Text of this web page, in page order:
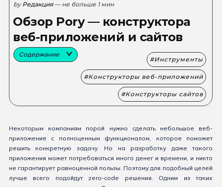
by Редакция — не больше 1 мин
Обзор Pory — конструктора
веб-приложений и сайтов
Содержание
Инструменты
Конструкторы веб-приложений
Конструкторы сайтов
Некоторым компаниям порой нужно сделать небольшое веб-
приложение с полноценным функционалом, которое поможет
решить конкретную задачу. Но на разработку даже такого
приложения может потребоваться много денег и времени, и никто
не гарантирует равноценной пользы. Поэтому для подобный целей
лучше всего подойдут zero-code решения. Одним из таких